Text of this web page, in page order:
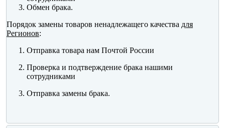
Обмен брака.
Порядок замены товаров ненадлежащего качества для
Регионов:
Отправка товара нам Почтой России
Проверка и подтверждение брака нашими
сотрудниками
Отправка замены брака.